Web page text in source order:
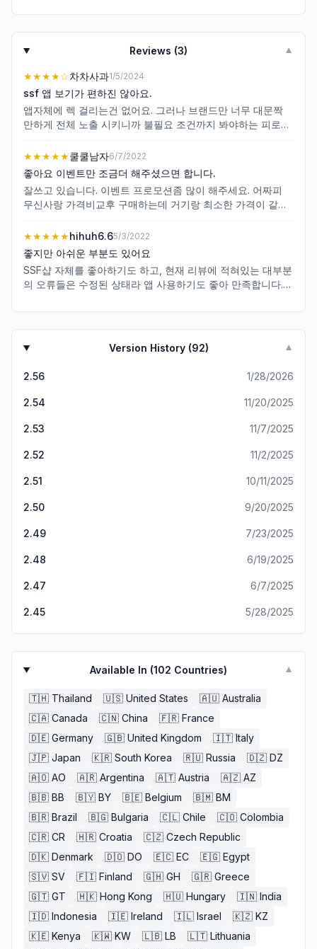
Reviews (3) ▼
★★★★☆차차사과1/5/2024
ssf 앱 보기가 편하진 않아요.
앱자체에 렉 걸리는건 없어요. 그러나 브랜드만 너무 대문짝
만하게 전체 노출 시키니까 불필요 조건까지 봐야하는 피로감
럼 베스트 제품이나 엠디분들이 선정한 예쁜 제품들 다양하게
노출 시켜 주시면 구매에 도움이 될 것 같아요. 그리고 쿠폰은
받아도 적용 할 수 없는 한계 제품이 너무 많아 유쾌한 경험으
로 기억할 수 가 없네요. 전제품 적용해야 손쉽게 구매할 수 있
을텐데요. 구매 많이 할 수 있게 노력해 주세용.
★★★★★쿨쿨남자6/7/2022
좋아요 이벤트만 조금더 해주셨으면 합니다.
잘쓰고 있습니다. 이벤트 프로모션좀 많이 해주세요. 어짜피
무신사랑 가격비교후 구매하는데 거기랑 최소한 가격이 같아
★★★★★hihuh6.65/3/2022
좋지만 아쉬운 부분도 있어요
SSF샵 자체를 좋아하기도 하고, 현재 리뷰에 적혀있는 대부분
의 오류들은 수정된 상태라 앱 사용하기도 좋아 만족합니다.
뜨는데, 이때 좌우로 넘기면서 즐겨찾기한 브랜드들 보기가 꽤
접근성이 나아지면 좋겠어요
Version History (92) ▼
2.56 1/28/2026
2.54 11/20/2025
2.53 11/7/2025
2.52 11/2/2025
2.51 10/11/2025
2.50 9/20/2025
2.49 7/23/2025
2.48 6/19/2025
2.47 6/7/2025
2.45 5/28/2025
Available In (102 Countries) ▼
🇹🇭 Thailand 🇺🇸 United States 🇦🇺 Australia
🇨🇦 Canada 🇨🇳 China 🇫🇷 France
🇩🇪 Germany 🇬🇧 United Kingdom 🇮🇹 Italy
🇯🇵 Japan 🇰🇷 South Korea 🇷🇺 Russia 🇩🇿 DZ
🇦🇴 AO 🇦🇷 Argentina 🇦🇹 Austria 🇦🇿 AZ
🇧🇧 BB 🇧🇾 BY 🇧🇪 Belgium 🇧🇲 BM
🇧🇷 Brazil 🇧🇬 Bulgaria 🇨🇱 Chile 🇨🇴 Colombia
🇨🇷 CR 🇭🇷 Croatia 🇨🇿 Czech Republic
🇩🇰 Denmark 🇩🇴 DO 🇪🇨 EC 🇪🇬 Egypt
🇸🇻 SV 🇫🇮 Finland 🇬🇭 GH 🇬🇷 Greece
🇬🇹 GT 🇭🇰 Hong Kong 🇭🇺 Hungary 🇮🇳 India
🇮🇩 Indonesia 🇮🇪 Ireland 🇮🇱 Israel 🇰🇿 KZ
🇰🇪 Kenya 🇰🇼 KW 🇱🇧 LB 🇱🇹 Lithuania